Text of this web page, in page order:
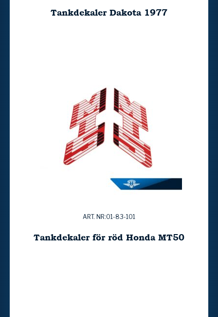
Tankdekaler Dakota 1977
ART. NR:01-83-101
Tankdekaler för röd Honda MT50